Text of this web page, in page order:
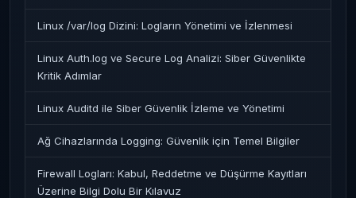
Linux /var/log Dizini: Logların Yönetimi ve İzlenmesi
Linux Auth.log ve Secure Log Analizi: Siber Güvenlikte
Kritik Adımlar
Linux Auditd ile Siber Güvenlik İzleme ve Yönetimi
Ağ Cihazlarında Logging: Güvenlik için Temel Bilgiler
Firewall Logları: Kabul, Reddetme ve Düşürme Kayıtları
Üzerine Bilgi Dolu Bir Kılavuz